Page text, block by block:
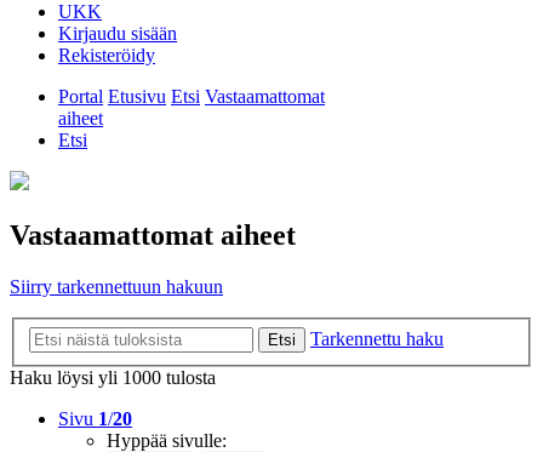
UKK
Kirjaudu sisään
Rekisteröidy
Portal Etusivu Etsi Vastaamattomat
aiheet
Etsi
Vastaamattomat aiheet
Siirry tarkennettuun hakuun
Etsi
Tarkennettu haku
Haku löysi yli 1000 tulosta
Sivu 1/20
Hyppää sivulle: